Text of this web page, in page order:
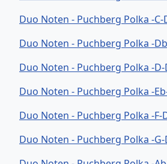
Duo Noten - Puchberg Polka -C-
Duo Noten - Puchberg Polka -
Duo Noten - Puchberg Polka -
Duo Noten - Puchberg Polka -
Duo Noten - Puchberg Polka -F-
Duo Noten - Puchberg Polka -